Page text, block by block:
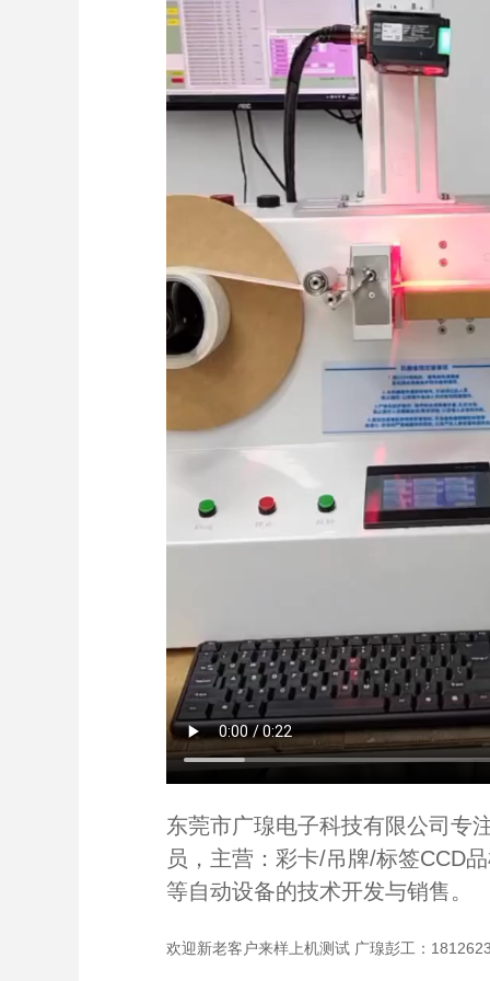
东莞市广瑔电子科技有限公司专
员，主营：彩卡/吊牌/标签CCD
等自动设备的技术开发与销售。
欢迎新老客户来样上机测试 广瑔彭工：